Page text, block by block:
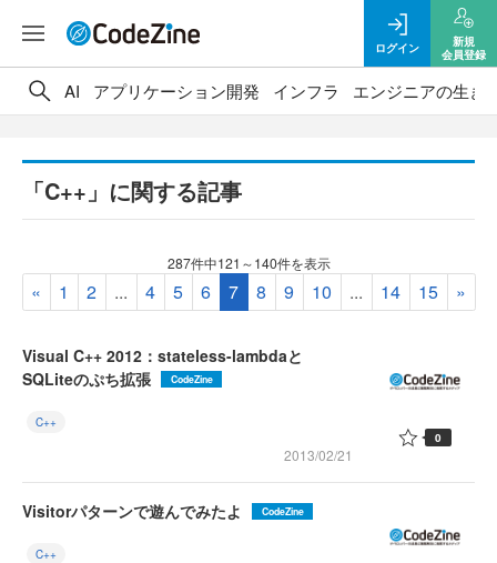
ログイン
新規
会員登録
AI アプリケーション開発 インフラ エンジニアの生き
「C++」に関する記事
287件中121～140件を表示
« 1 2 ... 4 5 6 7 8 9 10 ... 14 15 »
Visual C++ 2012：stateless-lambdaと
SQLiteのぷち拡張
CodeZine
C++
2013/02/21
0
Visitorパターンで遊んでみたよ CodeZine
C++